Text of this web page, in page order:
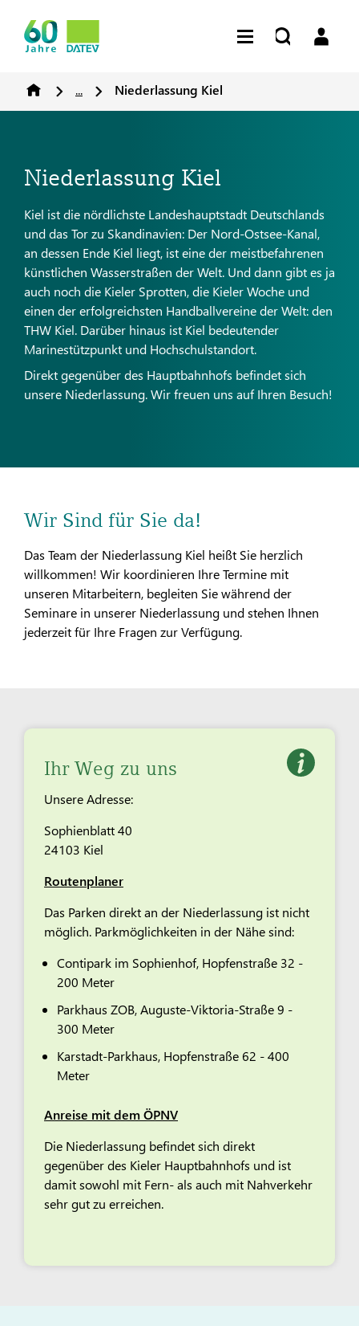
... Niederlassung Kiel
Niederlassung Kiel
Kiel ist die nördlichste Landeshauptstadt Deutschlands
und das Tor zu Skandinavien: Der Nord-Ostsee-Kanal,
an dessen Ende Kiel liegt, ist eine der meistbefahrenen
künstlichen Wasserstraßen der Welt. Und dann gibt es ja
auch noch die Kieler Sprotten, die Kieler Woche und
einen der erfolgreichsten Handballvereine der Welt: den
THW Kiel. Darüber hinaus ist Kiel bedeutender
Marinestützpunkt und Hochschulstandort.
Direkt gegenüber des Hauptbahnhofs befindet sich
unsere Niederlassung. Wir freuen uns auf Ihren Besuch!
Wir Sind für Sie da!
Das Team der Niederlassung Kiel heißt Sie herzlich
willkommen! Wir koordinieren Ihre Termine mit
unseren Mitarbeitern, begleiten Sie während der
Seminare in unserer Niederlassung und stehen Ihnen
jederzeit für Ihre Fragen zur Verfügung.
Ihr Weg zu uns
Unsere Adresse:
Sophienblatt 40
24103 Kiel
Routenplaner
Das Parken direkt an der Niederlassung ist nicht
möglich. Parkmöglichkeiten in der Nähe sind:
Contipark im Sophienhof, Hopfenstraße 32 -
200 Meter
Parkhaus ZOB, Auguste-Viktoria-Straße 9 -
300 Meter
Karstadt-Parkhaus, Hopfenstraße 62 - 400
Meter
Anreise mit dem ÖPNV
Die Niederlassung befindet sich direkt
gegenüber des Kieler Hauptbahnhofs und ist
damit sowohl mit Fern- als auch mit Nahverkehr
sehr gut zu erreichen.